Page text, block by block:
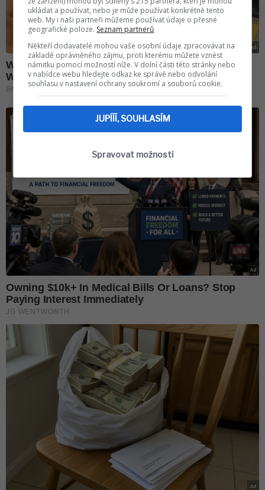
ukládat a používat, nebo je může používat konkrétně tento
web. My i naši partneři můžeme používat údaje o přesné
geografické poloze. Seznam partnerů
Někteří dodavatelé mohou vaše osobní údaje zpracovávat na
základě oprávněného zájmu, proti kterému můžete vznést
námitku pomocí možností níže. V dolní části této stránky nebo
v nabídce webu hledejte odkaz ke správě nebo odvolání
souhlasu v nastavení ochrany soukromí a souborů cookie.
JUPÍÍÍ, SOUHLASÍM
Spravovat možnosti